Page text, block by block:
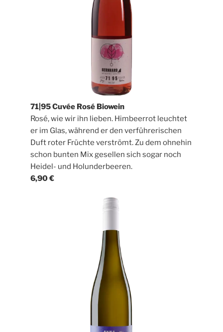
71|95 Cuvée Rosé Biowein
Rosé, wie wir ihn lieben. Himbeerrot leuchtet
er im Glas, während er den verführerischen
Duft roter Früchte verströmt. Zu dem ohnehin
schon bunten Mix gesellen sich sogar noch
Heidel- und Holunderbeeren.
6,90 €